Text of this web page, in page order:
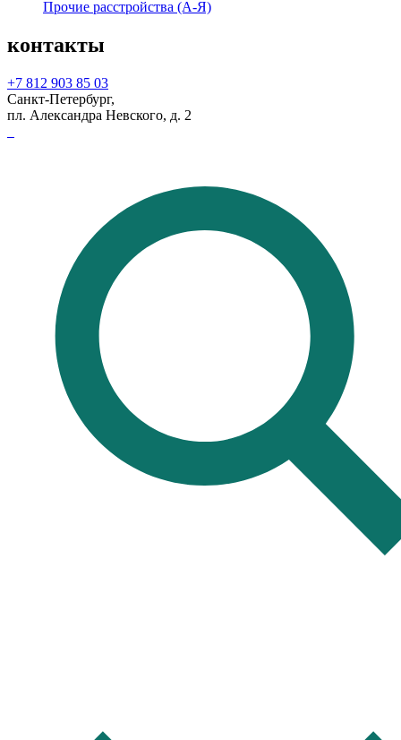
Прочие расстройства (А-Я)
контакты
+7 812 903 85 03
Санкт-Петербург,
пл. Александра Невского, д. 2